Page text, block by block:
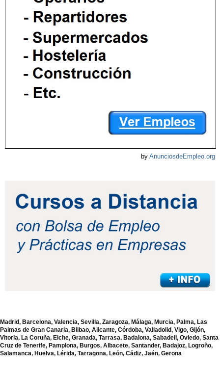
by AnunciosdeEmpleo.org
Madrid, Barcelona, Valencia, Sevilla, Zaragoza, Málaga, Murcia, Palma, Las
Palmas de Gran Canaria, Bilbao, Alicante, Córdoba, Valladolid, Vigo, Gijón,
Vitoria, La Coruña, Elche, Granada, Tarrasa, Badalona, Sabadell, Oviedo, Santa
Cruz de Tenerife, Pamplona, Burgos, Albacete, Santander, Badajoz, Logroño,
Salamanca, Huelva, Lérida, Tarragona, León, Cádiz, Jaén, Gerona